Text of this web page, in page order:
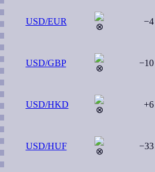
USD/EUR −4
USD/GBP −10
USD/HKD +6
USD/HUF −33